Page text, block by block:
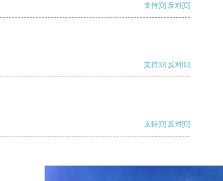
支持[0] 反对[0]
支持[0] 反对[0]
支持[0] 反对[0]